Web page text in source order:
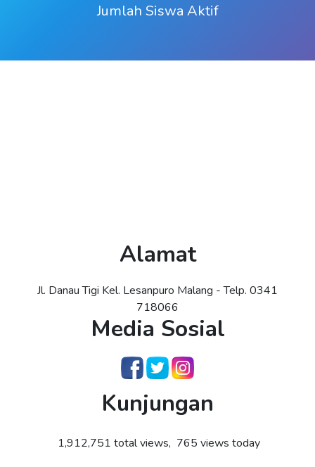
Jumlah Siswa Aktif
Alamat
Jl. Danau Tigi Kel. Lesanpuro Malang - Telp. 0341
718066
Media Sosial
Kunjungan
1,912,751 total views, 765 views today